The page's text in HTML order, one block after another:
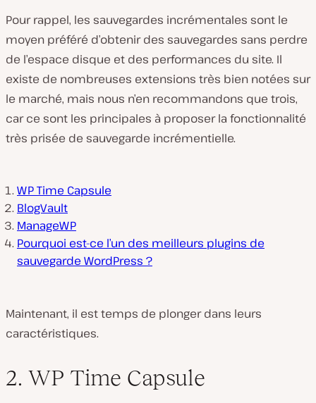
Pour rappel, les sauvegardes incrémentales sont le
moyen préféré d’obtenir des sauvegardes sans perdre
de l’espace disque et des performances du site. Il
existe de nombreuses extensions très bien notées sur
le marché, mais nous n’en recommandons que trois,
car ce sont les principales à proposer la fonctionnalité
très prisée de sauvegarde incrémentielle.
WP Time Capsule
BlogVault
ManageWP
Pourquoi est-ce l’un des meilleurs plugins de
sauvegarde WordPress ?
Maintenant, il est temps de plonger dans leurs
caractéristiques.
2. WP Time Capsule